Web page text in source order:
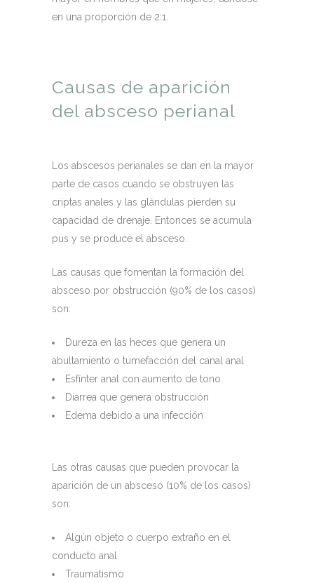
en una proporción de 2:1.
Causas de aparición
del absceso perianal
Los abscesos perianales se dan en la mayor
parte de casos cuando se obstruyen las
criptas anales y las glándulas pierden su
capacidad de drenaje. Entonces se acumula
pus y se produce el absceso.
Las causas que fomentan la formación del
absceso por obstrucción (90% de los casos)
son:
Dureza en las heces que genera un
abultamiento o tumefacción del canal anal
Esfínter anal con aumento de tono
Diarrea que genera obstrucción
Edema debido a una infección
Las otras causas que pueden provocar la
aparición de un absceso (10% de los casos)
son:
Algún objeto o cuerpo extraño en el
conducto anal
Traumatismo